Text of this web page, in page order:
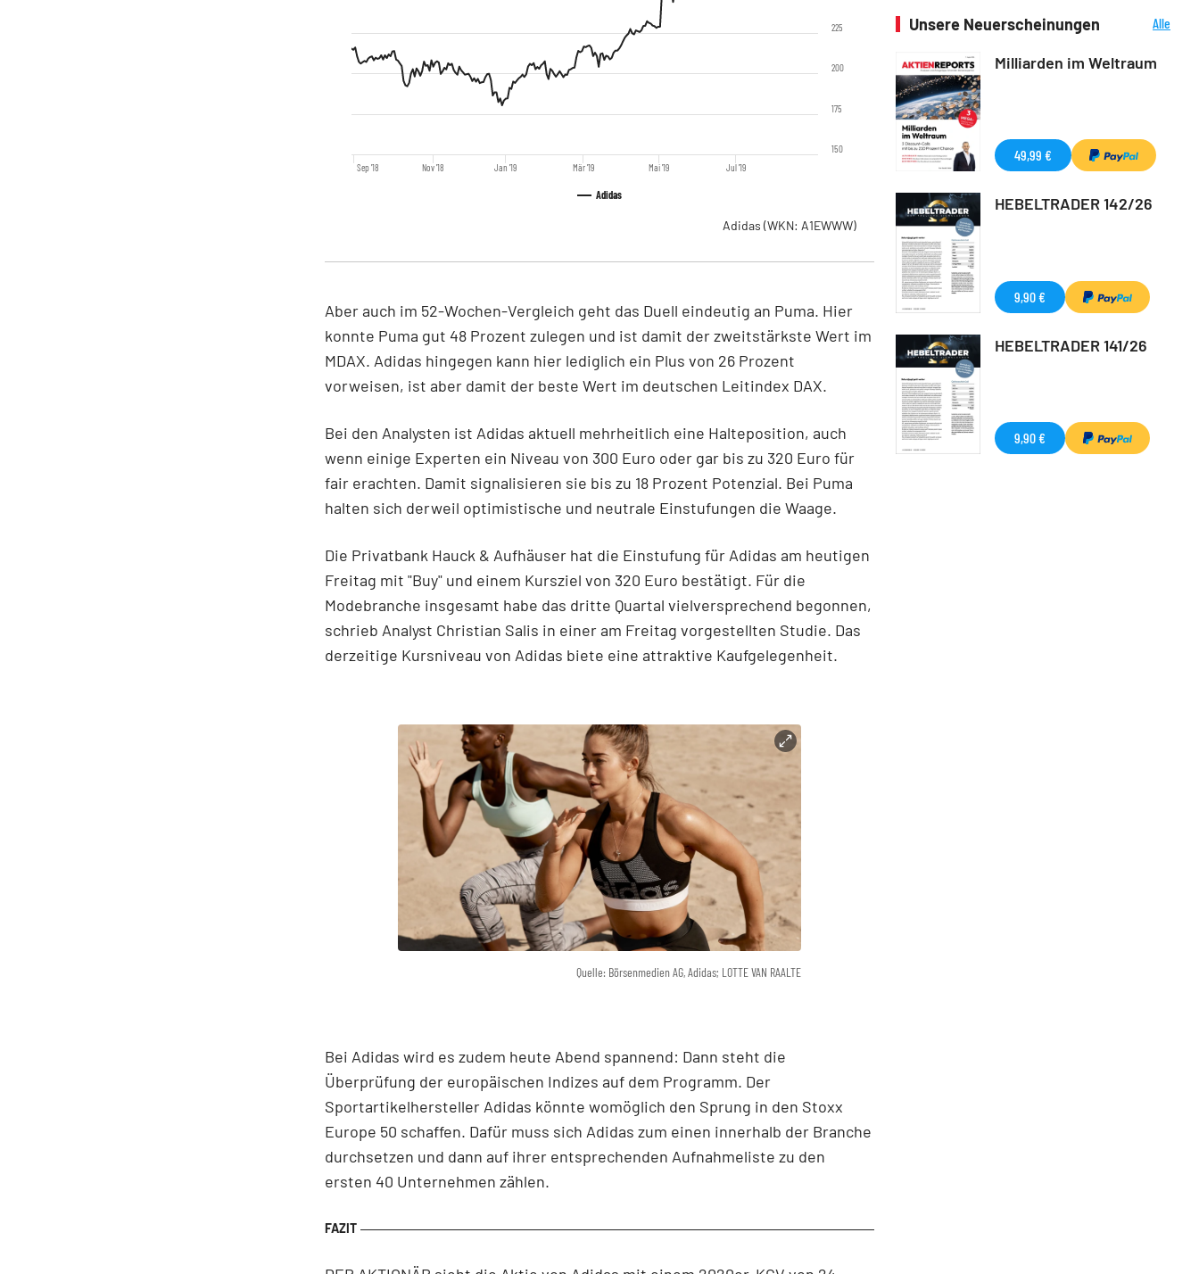
Adidas
Sep '18 Nov '18 Jan '19 Mär '19 Mai '19 Jul '19
150
175
200
225
Adidas (WKN: A1EWWW)
Aber auch im 52-Wochen-Vergleich geht das Duell eindeutig an Puma. Hier
konnte Puma gut 48 Prozent zulegen und ist damit der zweitstärkste Wert im
MDAX. Adidas hingegen kann hier lediglich ein Plus von 26 Prozent
vorweisen, ist aber damit der beste Wert im deutschen Leitindex DAX.
Bei den Analysten ist Adidas aktuell mehrheitlich eine Halteposition, auch
wenn einige Experten ein Niveau von 300 Euro oder gar bis zu 320 Euro für
fair erachten. Damit signalisieren sie bis zu 18 Prozent Potenzial. Bei Puma
halten sich derweil optimistische und neutrale Einstufungen die Waage.
Die Privatbank Hauck & Aufhäuser hat die Einstufung für Adidas am heutigen
Freitag mit "Buy" und einem Kursziel von 320 Euro bestätigt. Für die
Modebranche insgesamt habe das dritte Quartal vielversprechend begonnen,
schrieb Analyst Christian Salis in einer am Freitag vorgestellten Studie. Das
derzeitige Kursniveau von Adidas biete eine attraktive Kaufgelegenheit.
Quelle: Börsenmedien AG, Adidas; LOTTE VAN RAALTE
Bei Adidas wird es zudem heute Abend spannend: Dann steht die
Überprüfung der europäischen Indizes auf dem Programm. Der
Sportartikelhersteller Adidas könnte womöglich den Sprung in den Stoxx
Europe 50 schaffen. Dafür muss sich Adidas zum einen innerhalb der Branche
durchsetzen und dann auf ihrer entsprechenden Aufnahmeliste zu den
ersten 40 Unternehmen zählen.
Unsere Neuerscheinungen
Alle
Milliarden im Weltraum
49,99 €
HEBELTRADER 142/26
9,90 €
HEBELTRADER 141/26
9,90 €